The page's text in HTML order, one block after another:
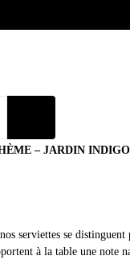
– JARDIN INDIGO
serviettes se
à la table une note